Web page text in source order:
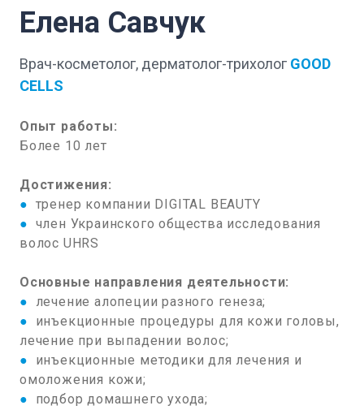
Елена Савчук
Врач-косметолог, дерматолог-трихолог GOOD
CELLS
Опыт работы:
Более 10 лет
Достижения:
● тренер компании DIGITAL BEAUTY
● член Украинского общества исследования
волос UHRS
Основные направления деятельности:
● лечение алопеции разного генеза;
● инъекционные процедуры для кожи головы,
лечение при выпадении волос;
● инъекционные методики для лечения и
омоложения кожи;
● подбор домашнего ухода;